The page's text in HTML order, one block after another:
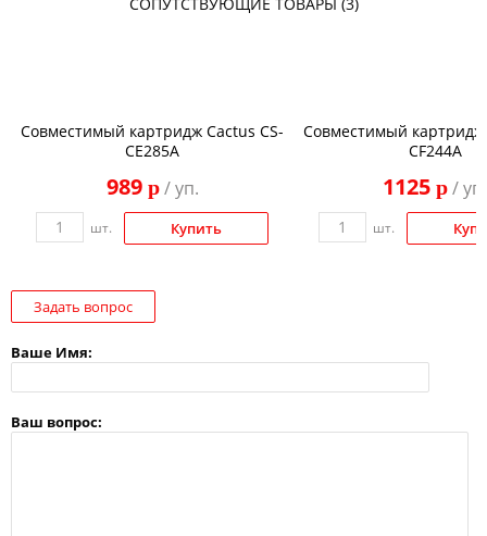
СОПУТСТВУЮЩИЕ ТОВАРЫ (3)
Совместимый картридж Cactus CS-
CE285A
989 p/ уп.
шт. Купить
Совместимый картридж
CF244A
1125 p/ уп.
шт.
Задать вопрос
Ваше Имя:
Ваш вопрос: